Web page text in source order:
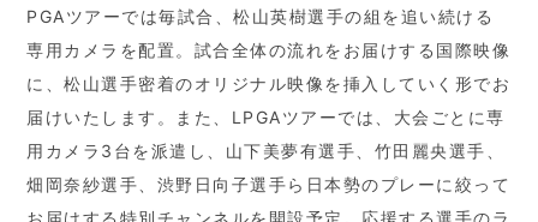
PGAツアーでは毎試合、松山英樹選手の組を追い続ける
専用カメラを配置。試合全体の流れをお届けする国際映像
に、松山選手密着のオリジナル映像を挿入していく形でお
届けいたします。また、LPGAツアーでは、大会ごとに専
用カメラ3台を派遣し、山下美夢有選手、竹田麗央選手、
畑岡奈紗選手、渋野日向子選手ら日本勢のプレーに絞って
お届けする特別チャンネルを開設予定。応援する選手のラ